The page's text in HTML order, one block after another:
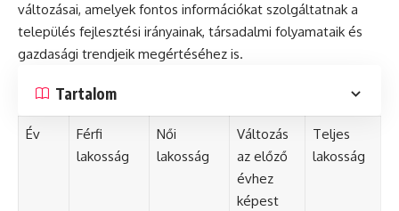
változásai, amelyek fontos információkat szolgáltatnak a
település fejlesztési irányainak, társadalmi folyamataik és
gazdasági trendjeik megértéséhez is.
Tartalom
Év
Férfi
lakosság
Női
lakosság
Változás
az előző
évhez
képest
Teljes
lakosság